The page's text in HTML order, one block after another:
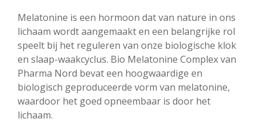
Melatonine is een hormoon dat van nature in ons
lichaam wordt aangemaakt en een belangrijke rol
speelt bij het reguleren van onze biologische klok
en slaap-waakcyclus. Bio Melatonine Complex van
Pharma Nord bevat een hoogwaardige en
biologisch geproduceerde vorm van melatonine,
waardoor het goed opneembaar is door het
lichaam.